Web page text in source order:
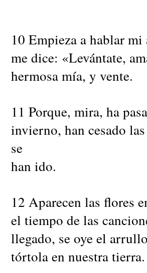
10 Empieza a hablar mi
me dice: «Levántate,
hermosa mía, y vente.
11 Porque, mira, ha
invierno, han cesado
se
han ido.
12 Aparecen las flores
el tiempo de las
llegado, se oye el
tórtola en nuestra tierra.